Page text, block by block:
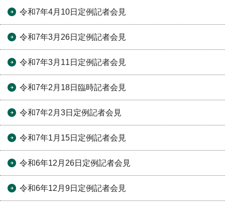
令和7年4月10日定例記者会見
令和7年3月26日定例記者会見
令和7年3月11日定例記者会見
令和7年2月18日臨時記者会見
令和7年2月3日定例記者会見
令和7年1月15日定例記者会見
令和6年12月26日定例記者会見
令和6年12月9日定例記者会見